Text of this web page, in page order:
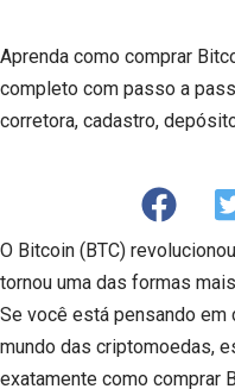
Aprenda como comprar
completo com passo a
corretora, cadastro,
O Bitcoin (BTC)
tornou uma das formas
Se você está pensando
mundo das criptomoedas,
exatamente como comprar